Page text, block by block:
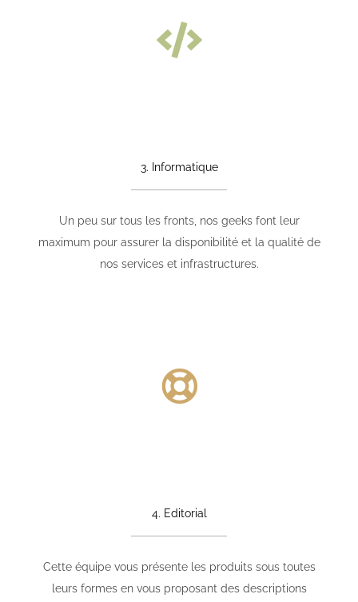
3. Informatique
Un peu sur tous les fronts, nos geeks font leur
maximum pour assurer la disponibilité et la qualité de
nos services et infrastructures.
4. Editorial
Cette équipe vous présente les produits sous toutes
leurs formes en vous proposant des descriptions